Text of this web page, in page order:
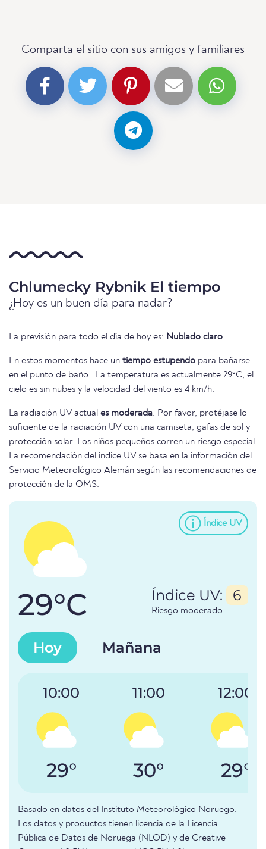
Comparta el sitio con sus amigos y familiares
Chlumecky Rybnik El tiempo
¿Hoy es un buen día para nadar?
La previsión para todo el día de hoy es: Nublado claro
En estos momentos hace un tiempo estupendo para bañarse
en el punto de baño . La temperatura es actualmente 29°C, el
cielo es sin nubes y la velocidad del viento es 4 km/h.
La radiación UV actual es moderada. Por favor, protéjase lo
suficiente de la radiación UV con una camiseta, gafas de sol y
protección solar. Los niños pequeños corren un riesgo especial.
La recomendación del índice UV se basa en la información del
Servicio Meteorológico Alemán según las recomendaciones de
protección de la OMS.
Índice UV
29°C Índice UV: 6
Riesgo moderado
Hoy Mañana
10:00
29°
11:00
30°
12:00
29°
Basado en datos del Instituto Meteorológico Noruego.
Los datos y productos tienen licencia de la Licencia
Pública de Datos de Noruega (NLOD) y de Creative